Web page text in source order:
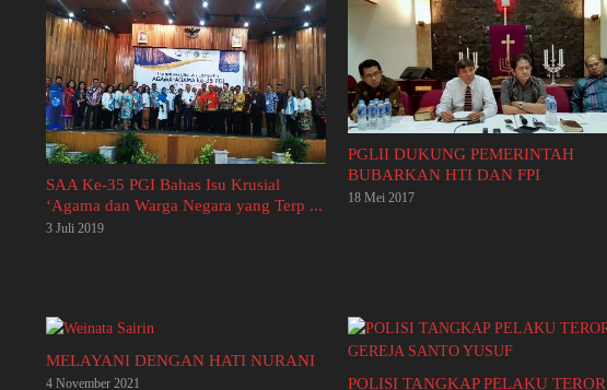
SAA Ke-35 PGI Bahas Isu Krusial
‘Agama dan Warga Negara yang Terp ...
3 Juli 2019
PGLII DUKUNG PEMERINTAH
BUBARKAN HTI DAN FPI
18 Mei 2017
MELAYANI DENGAN HATI NURANI
4 November 2021 POLISI TANGKAP PELAKU TEROR